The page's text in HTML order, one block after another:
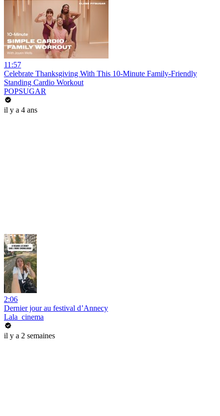
11:57
Celebrate Thanksgiving With This 10-Minute Family-Friendly
Standing Cardio Workout
POPSUGAR
il y a 4 ans
2:06
Dernier jour au festival d’Annecy
Lala_cinema
il y a 2 semaines